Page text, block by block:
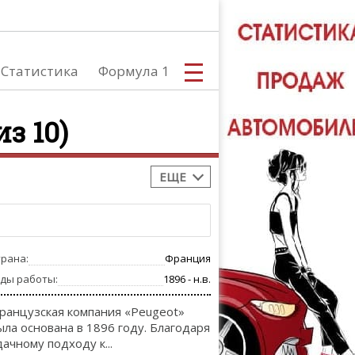
Статистика Формула 1
10)
ЕЩЕ
Франция
работы:
1896 - н.в.
компания «Peugeot»
основана в 1896 году. Благодаря
подходу к...